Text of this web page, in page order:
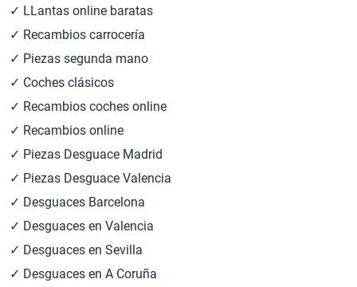
✓ LLantas online baratas
✓ Recambios carrocería
✓ Piezas segunda mano
✓ Coches clásicos
✓ Recambios coches online
✓ Recambios online
✓ Piezas Desguace Madrid
✓ Piezas Desguace Valencia
✓ Desguaces Barcelona
✓ Desguaces en Valencia
✓ Desguaces en Sevilla
✓ Desguaces en A Coruña